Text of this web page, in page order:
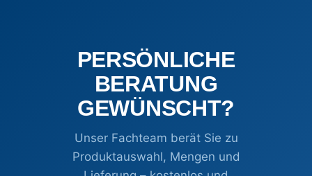
PERSÖNLICHE
BERATUNG
GEWÜNSCHT?
Unser Fachteam berät Sie zu
Produktauswahl, Mengen und